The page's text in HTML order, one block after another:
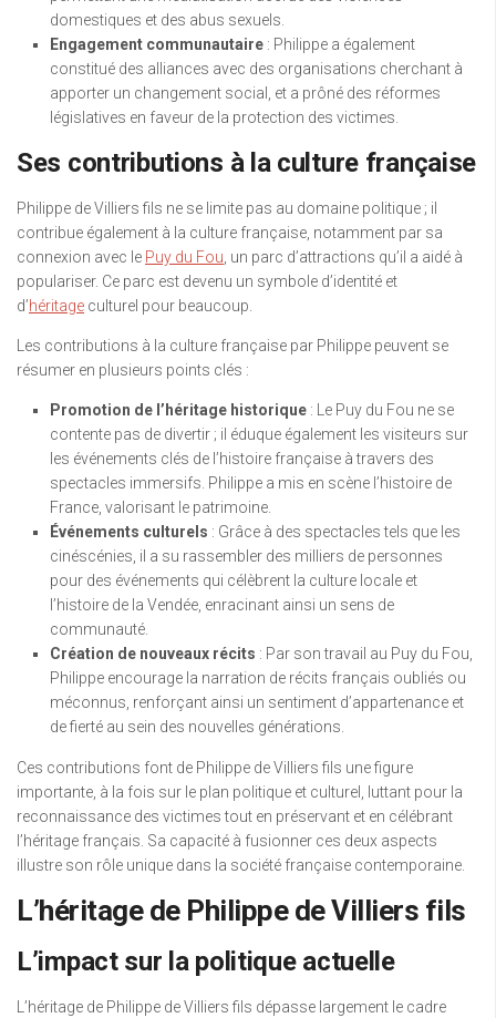
domestiques et des abus sexuels.
Engagement communautaire : Philippe a également
constitué des alliances avec des organisations cherchant à
apporter un changement social, et a prôné des réformes
législatives en faveur de la protection des victimes.
Ses contributions à la culture française
Philippe de Villiers fils ne se limite pas au domaine politique ; il
contribue également à la culture française, notamment par sa
connexion avec le Puy du Fou , un parc d’attractions qu’il a aidé à
populariser. Ce parc est devenu un symbole d’identité et
d’héritage culturel pour beaucoup.
Les contributions à la culture française par Philippe peuvent se
résumer en plusieurs points clés :
Promotion de l’héritage historique : Le Puy du Fou ne se
contente pas de divertir ; il éduque également les visiteurs sur
les événements clés de l’histoire française à travers des
spectacles immersifs. Philippe a mis en scène l’histoire de
France, valorisant le patrimoine.
Événements culturels : Grâce à des spectacles tels que les
cinéscénies, il a su rassembler des milliers de personnes
pour des événements qui célèbrent la culture locale et
l’histoire de la Vendée, enracinant ainsi un sens de
communauté.
Création de nouveaux récits : Par son travail au Puy du Fou,
Philippe encourage la narration de récits français oubliés ou
méconnus, renforçant ainsi un sentiment d’appartenance et
de fierté au sein des nouvelles générations.
Ces contributions font de Philippe de Villiers fils une figure
importante, à la fois sur le plan politique et culturel, luttant pour la
reconnaissance des victimes tout en préservant et en célébrant
l’héritage français. Sa capacité à fusionner ces deux aspects
illustre son rôle unique dans la société française contemporaine.
L’héritage de Philippe de Villiers fils
L’impact sur la politique actuelle
L’héritage de Philippe de Villiers fils dépasse largement le cadre